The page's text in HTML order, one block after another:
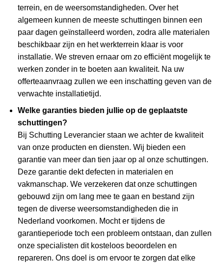
terrein, en de weersomstandigheden. Over het
algemeen kunnen de meeste schuttingen binnen een
paar dagen geïnstalleerd worden, zodra alle materialen
beschikbaar zijn en het werkterrein klaar is voor
installatie. We streven ernaar om zo efficiënt mogelijk te
werken zonder in te boeten aan kwaliteit. Na uw
offerteaanvraag zullen we een inschatting geven van de
verwachte installatietijd.
Welke garanties bieden jullie op de geplaatste
schuttingen?
Bij Schutting Leverancier staan we achter de kwaliteit
van onze producten en diensten. Wij bieden een
garantie van meer dan tien jaar op al onze schuttingen.
Deze garantie dekt defecten in materialen en
vakmanschap. We verzekeren dat onze schuttingen
gebouwd zijn om lang mee te gaan en bestand zijn
tegen de diverse weersomstandigheden die in
Nederland voorkomen. Mocht er tijdens de
garantieperiode toch een probleem ontstaan, dan zullen
onze specialisten dit kosteloos beoordelen en
repareren. Ons doel is om ervoor te zorgen dat elke